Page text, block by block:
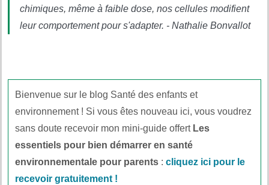
chimiques, même à faible dose, nos cellules modifient
leur comportement pour s'adapter. - Nathalie Bonvallot
Bienvenue sur le blog Santé des enfants et
environnement ! Si vous êtes nouveau ici, vous voudrez
sans doute recevoir mon mini-guide offert Les
essentiels pour bien démarrer en santé
environnementale pour parents :cliquez ici pour le
recevoir gratuitement !